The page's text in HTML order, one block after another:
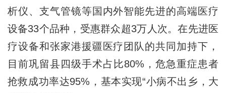
析仪、支气管镜等国内外智能先进的高端医疗
设备33个品种，受惠群众超3万人次。在先进医
疗设备和张家港援疆医疗团队的共同加持下，
目前巩留县四级手术占比80%，危急重症患者
抢救成功率达95%，基本实现“小病不出乡，大